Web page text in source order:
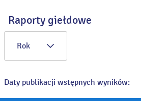
Raporty giełdowe
Rok
Daty publikacji wstępnych wyników: